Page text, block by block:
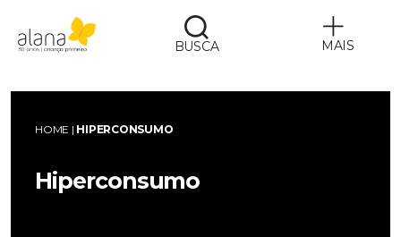
BUSCA MAIS
HOME | HIPERCONSUMO
Hiperconsumo